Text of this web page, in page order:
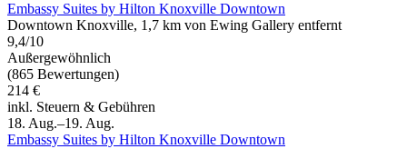
Embassy Suites by Hilton Knoxville Downtown
Downtown Knoxville, 1,7 km von Ewing Gallery entfernt
9,4/10
Außergewöhnlich
(865 Bewertungen)
214 €
inkl. Steuern & Gebühren
18. Aug.–19. Aug.
Embassy Suites by Hilton Knoxville Downtown